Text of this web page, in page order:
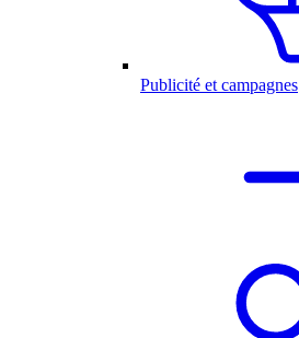
Publicité et campagnes